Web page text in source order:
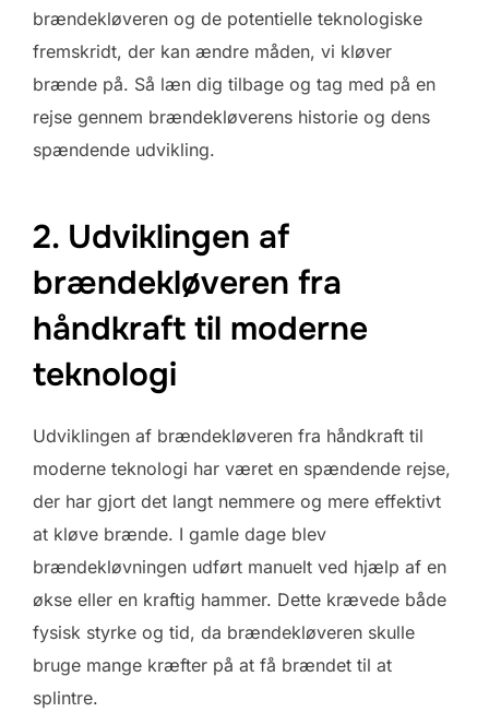
brændekløveren og de potentielle teknologiske
fremskridt, der kan ændre måden, vi kløver
brænde på. Så læn dig tilbage og tag med på en
rejse gennem brændekløverens historie og dens
spændende udvikling.
2. Udviklingen af
brændekløveren fra
håndkraft til moderne
teknologi
Udviklingen af brændekløveren fra håndkraft til
moderne teknologi har været en spændende rejse,
der har gjort det langt nemmere og mere effektivt
at kløve brænde. I gamle dage blev
brændekløvningen udført manuelt ved hjælp af en
økse eller en kraftig hammer. Dette krævede både
fysisk styrke og tid, da brændekløveren skulle
bruge mange kræfter på at få brændet til at
splintre.